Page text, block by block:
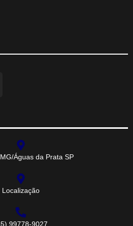
Águas da Prata SP
Localização
99778-9027